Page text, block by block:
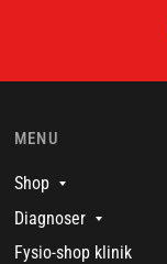
MENU
Shop
Diagnoser
Fysio-shop klinik